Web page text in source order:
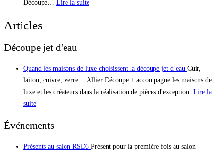
Découpe…
Lire la suite
Articles
Découpe jet d'eau
Quand les maisons de luxe choisissent la découpe jet d’eau Cuir,
laiton, cuivre, verre… Allier Découpe + accompagne les maisons de
luxe et les créateurs dans la réalisation de pièces d'exception. Lire la
suite
Événements
Présents au salon RSD3 Présent pour la première fois au salon